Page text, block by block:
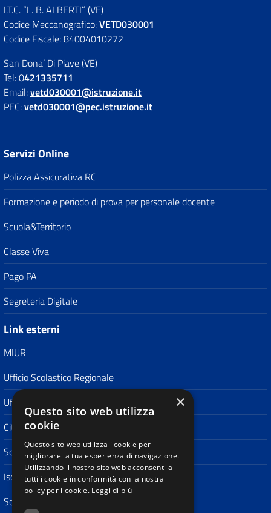
I.T.C. “L. B. ALBERTI” (VE)
Codice Meccanografico:VETD030001
Codice Fiscale: 84004010272
San Dona’ Di Piave (VE)
Tel: 0421335711
Email:vetd030001@istruzione.it
PEC:vetd030001@pec.istruzione.it
Servizi Online
Polizza Assicurativa RC
Formazione e periodo di prova per personale docente
Scuola&Territorio
Classe Viva
Pago PA
Segreteria Digitale
Link esterni
MIUR
Ufficio Scolastico Regionale
Ufficio Scolastico Territoriale
Città di San Donà di Piave
Scuola in Chiaro
Iscrizioni On Line
Scuola polo per la formazione
×
Questo sito web utilizza
cookie
Questo sito web utilizza i cookie per
migliorare la tua esperienza di navigazione.
Utilizzando il nostro sito web acconsenti a
tutti i cookie in conformità con la nostra
policy per i cookie. Leggi di più